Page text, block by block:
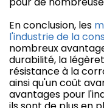
En conclusion, les
l'industrie de la
nombreux
durabilité, la
résistance à la
ainsi qu'un coût
avantages pour